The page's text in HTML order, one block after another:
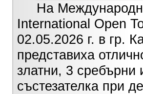
На
International Open
02.05.2026 г. в гр.
представиха
златни, 3 сребърни
състезателка при